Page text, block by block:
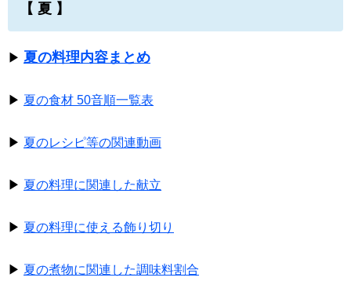
【 夏 】
▶ 夏の料理内容まとめ
▶ 夏の食材 50音順一覧表
▶ 夏のレシピ等の関連動画
▶ 夏の料理に関連した献立
▶ 夏の料理に使える飾り切り
▶ 夏の煮物に関連した調味料割合